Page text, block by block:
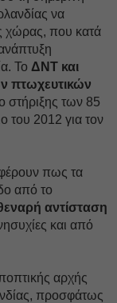
να
χώρας, που κατά
Το ΔΝΤ και
πτωχευτικών
στήριξης των 85
του 2012 για τον
πως τα
από το
αντίσταση
και από
αρχής
προσφάτως